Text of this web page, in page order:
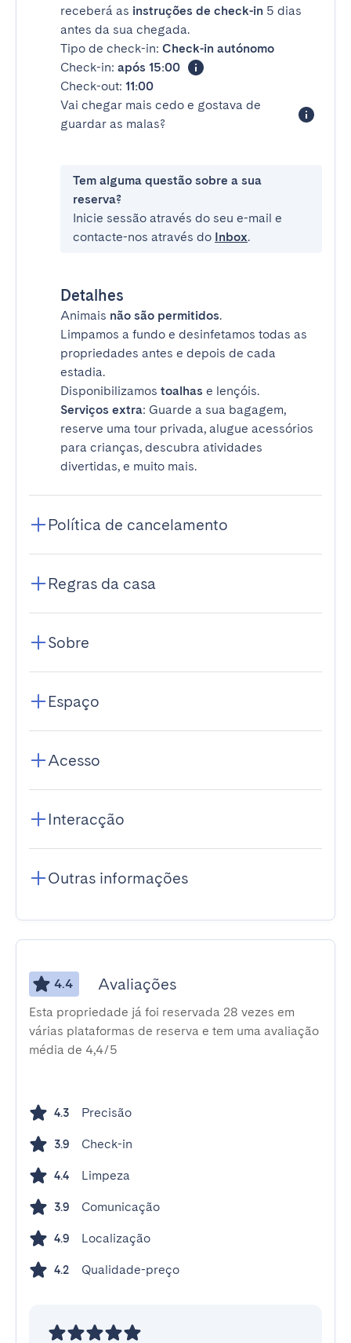
receberá as instruções de check-in 5 dias
antes da sua chegada.
Tipo de check-in: Check-in autónomo
Check-in: após 15:00
Check-out: 11:00
Vai chegar mais cedo e gostava de
guardar as malas?
Tem alguma questão sobre a sua
reserva?
Inicie sessão através do seu e-mail e
contacte-nos através do Inbox.
Detalhes
Animais não são permitidos.
Limpamos a fundo e desinfetamos todas as
propriedades antes e depois de cada
estadia.
Disponibilizamos toalhas e lençóis.
Serviços extra: Guarde a sua bagagem,
reserve uma tour privada, alugue acessórios
para crianças, descubra atividades
divertidas, e muito mais.
Política de cancelamento
Regras da casa
Sobre
Espaço
Acesso
Interacção
Outras informações
4.4 Avaliações
Esta propriedade já foi reservada 28 vezes em
várias plataformas de reserva e tem uma avaliação
média de 4,4/5
4.3 Precisão
3.9 Check-in
4.4 Limpeza
3.9 Comunicação
4.9 Localização
4.2 Qualidade-preço